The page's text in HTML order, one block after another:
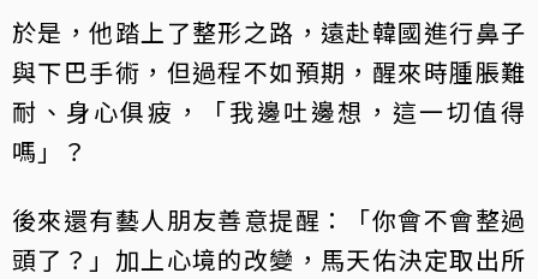
於是，他踏上了整形之路，遠赴韓國進行鼻子
與下巴手術，但過程不如預期，醒來時腫脹難
耐、身心俱疲，「我邊吐邊想，這一切值得
嗎」？
後來還有藝人朋友善意提醒：「你會不會整過
頭了？」加上心境的改變，馬天佑決定取出所